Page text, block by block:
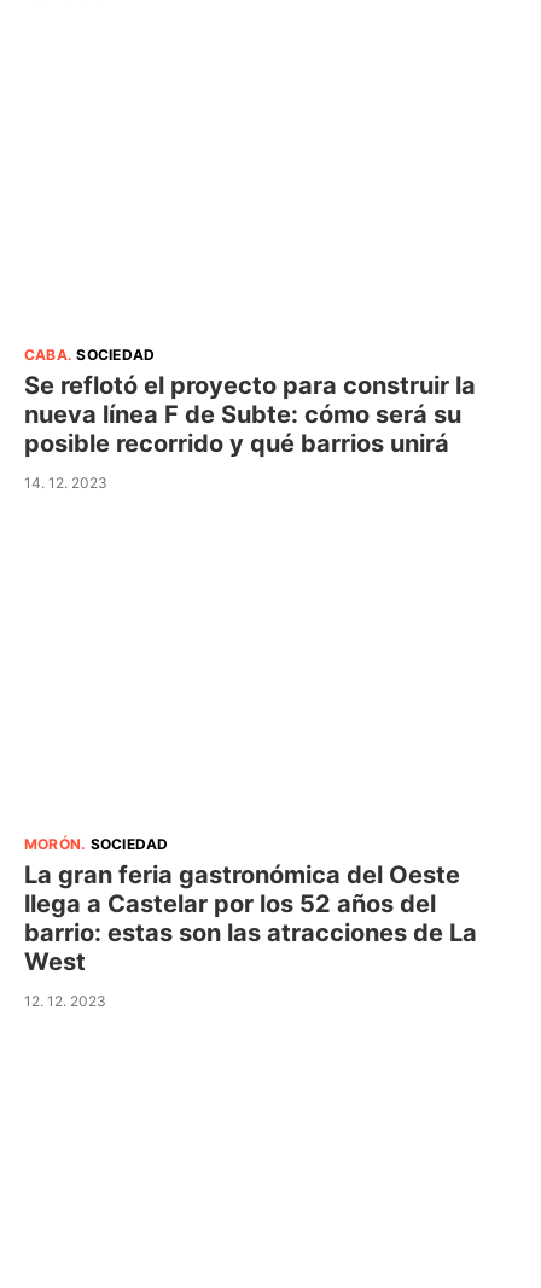
CABA.SOCIEDAD
Se reflotó el proyecto para construir la
nueva línea F de Subte: cómo será su
posible recorrido y qué barrios unirá
14. 12. 2023
MORÓN. SOCIEDAD
La gran feria gastronómica del Oeste
llega a Castelar por los 52 años del
barrio: estas son las atracciones de La
West
12. 12. 2023